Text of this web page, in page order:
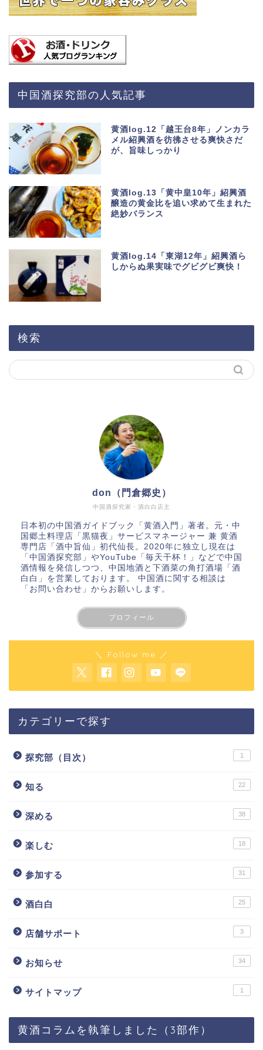
中国酒探究部の人気記事
黄酒log.12「越王台8年」ノンカラ
メル紹興酒を彷彿させる爽快さだ
が、旨味しっかり
黄酒log.13「黄中皇10年」紹興酒
醸造の黄金比を追い求めて生まれた
絶妙バランス
黄酒log.14「東湖12年」紹興酒ら
しからぬ果実味でグビグビ爽快！
検索
中国酒探究家・酒白白店主
don（門倉郷史）
日本初の中国酒ガイドブック「 黄酒入門 」著者。元・中
国郷土料理店「黒猫夜」サービスマネージャー 兼 黄酒
専門店「酒中旨仙」初代仙長。2020年に独立し現在は
「 中国酒探究部 」やYouTube 「毎天干杯！」 などで中国
酒情報を発信しつつ、中国地酒と下酒菜の角打酒場「酒
白白」を営業しております。 中国酒に関する相談は
「お問い合わせ」 からお願いします。
プロフィール
＼ Follow me ／
カテゴリーで探す
探究部（目次） 1
知る 22
深める 38
楽しむ 18
参加する 31
酒白白 25
店舗サポート 3
お知らせ 34
サイトマップ 1
黄酒コラムを執筆しました（3部作）